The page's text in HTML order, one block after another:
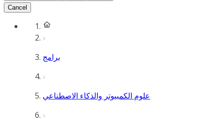
Cancel
برامج
علوم الكمبيوتر والذكاء الاصطناعي